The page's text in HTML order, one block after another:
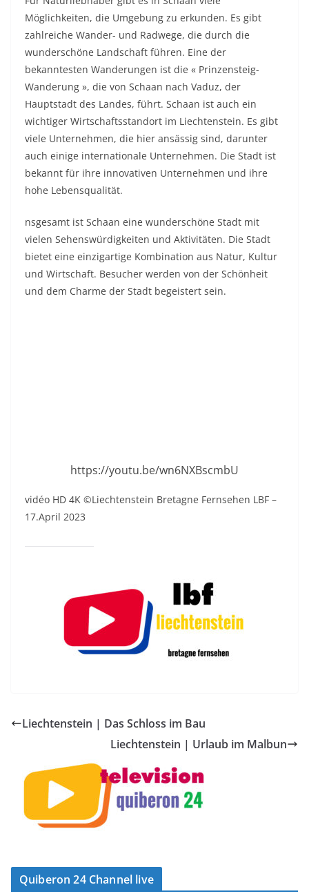
Möglichkeiten, die Umgebung zu erkunden. Es gibt
zahlreiche Wander- und Radwege, die durch die
wunderschöne Landschaft führen. Eine der
bekanntesten Wanderungen ist die « Prinzensteig-
Wanderung », die von Schaan nach Vaduz, der
Hauptstadt des Landes, führt. Schaan ist auch ein
wichtiger Wirtschaftsstandort im Liechtenstein. Es gibt
viele Unternehmen, die hier ansässig sind, darunter
auch einige internationale Unternehmen. Die Stadt ist
bekannt für ihre innovativen Unternehmen und ihre
hohe Lebensqualität.
nsgesamt ist Schaan eine wunderschöne Stadt mit
vielen Sehenswürdigkeiten und Aktivitäten. Die Stadt
bietet eine einzigartige Kombination aus Natur, Kultur
und Wirtschaft. Besucher werden von der Schönheit
und dem Charme der Stadt begeistert sein.
https://youtu.be/wn6NXBscmbU
vidéo HD 4K ©Liechtenstein Bretagne Fernsehen LBF –
17.April 2023
Liechtenstein | Das Schloss im Bau
Liechtenstein | Urlaub im Malbun
Quiberon 24 Channel live